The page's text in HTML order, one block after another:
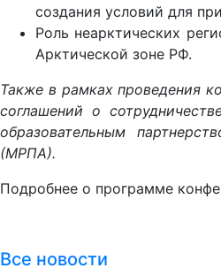
создания условий для
Роль неарктических
Арктической зоне РФ.
Также в рамках проведения
соглашений о
образовательным
(МРПА).
Подробнее о программе
Все новости